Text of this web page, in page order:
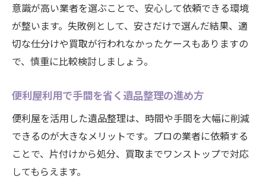
意識が高い業者を選ぶことで、安心して依頼できる環境
が整います。失敗例として、安さだけで選んだ結果、適
切な仕分けや買取が行われなかったケースもありますの
で、慎重に比較検討しましょう。
便利屋利用で手間を省く遺品整理の進め方
便利屋を活用した遺品整理は、時間や手間を大幅に削減
できるのが大きなメリットです。プロの業者に依頼する
ことで、片付けから処分、買取までワンストップで対応
してもらえます。